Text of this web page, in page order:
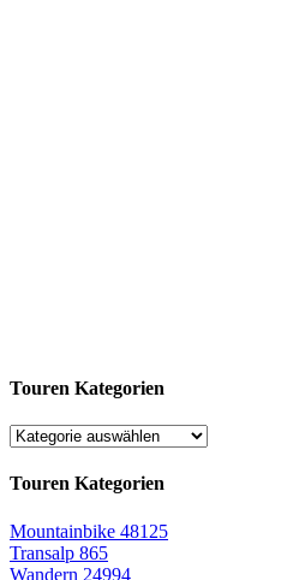
Touren Kategorien
Touren Kategorien
Mountainbike 48125
Transalp 865
Wandern 24994